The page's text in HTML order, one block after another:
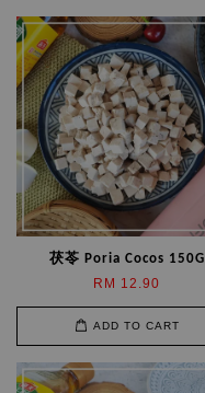
茯苓 Poria Cocos 150G
RM 12.90
ADD TO CART